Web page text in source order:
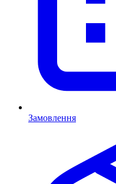
Замовлення